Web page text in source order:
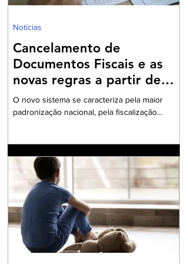
Cancelamento de
Documentos Fiscais e as
novas regras a partir de
2026
O novo sistema se caracteriza pela maior
padronização nacional, pela fiscalização
Constitucional nº 132/2023 e regulamentada
pela Lei Complementar nº 214/2025, introduziu
no ordenamento brasileiro o modelo do IVA
Dual, composto pelo Imposto sobre Bens e
Serviços (IBS) e pela Contribuição sobre Bens
e Serviços (CBS). O novo sistema se
caracteriza pela m
Notícias